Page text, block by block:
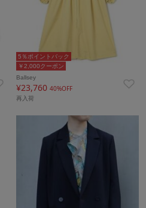
￥2,000クーポン
5％ポイントバック
Ballsey
¥23,76040%OFF
再入荷